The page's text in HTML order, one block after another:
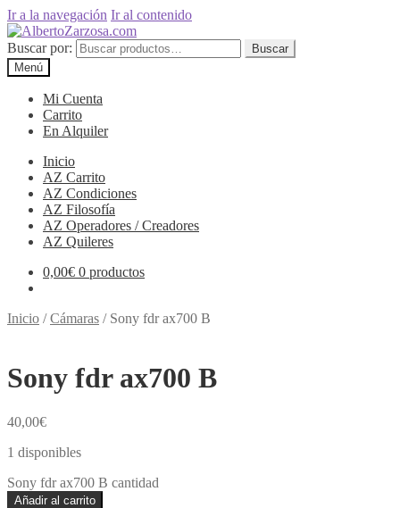
Ir a la navegación Ir al contenido
Buscar por:
Buscar
Menú
Mi Cuenta
Carrito
En Alquiler
Inicio
AZ Carrito
AZ Condiciones
AZ Filosofía
AZ Operadores / Creadores
AZ Quileres
0,00€ 0 productos
Inicio /Cámaras / Sony fdr ax700 B
Sony fdr ax700 B
40,00€
1 disponibles
Sony fdr ax700 B cantidad
Añadir al carrito